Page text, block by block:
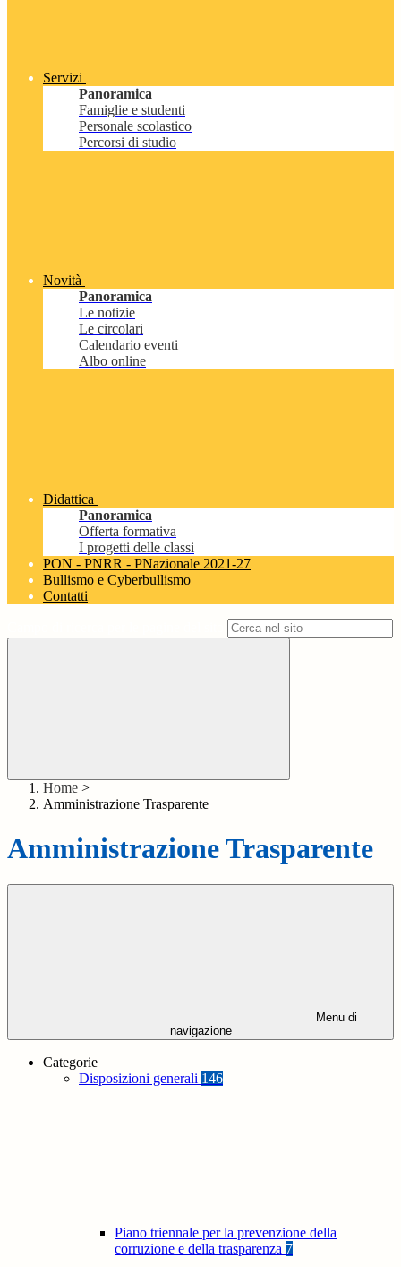
Servizi
Panoramica
Famiglie e studenti
Personale scolastico
Percorsi di studio
Novità
Panoramica
Le notizie
Le circolari
Calendario eventi
Albo online
Didattica
Panoramica
Offerta formativa
I progetti delle classi
PON - PNRR - PNazionale 2021-27
Bullismo e Cyberbullismo
Contatti
Home >
Amministrazione Trasparente
Amministrazione Trasparente
Menu di
navigazione
Categorie
Disposizioni generali 146
Piano triennale per la prevenzione della
corruzione e della trasparenza 7